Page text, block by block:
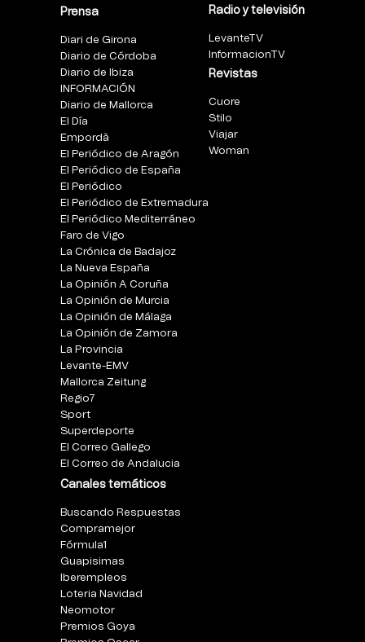
Prensa
Diari de Girona
Diario de Córdoba
Diario de Ibiza
INFORMACIÓN
Diario de Mallorca
El Día
Empordà
El Periódico de Aragón
El Periódico de España
El Periódico
El Periódico de Extremadura
El Periódico Mediterráneo
Faro de Vigo
La Crónica de Badajoz
La Nueva España
La Opinión A Coruña
La Opinión de Murcia
La Opinión de Málaga
La Opinión de Zamora
La Provincia
Levante-EMV
Mallorca Zeitung
Regio7
Sport
Superdeporte
El Correo Gallego
El Correo de Andalucia
Canales temáticos
Buscando Respuestas
Compramejor
Fórmula1
Guapisimas
Iberempleos
Loteria Navidad
Neomotor
Premios Goya
Radio y televisión
LevanteTV
InformacionTV
Revistas
Cuore
Stilo
Viajar
Woman